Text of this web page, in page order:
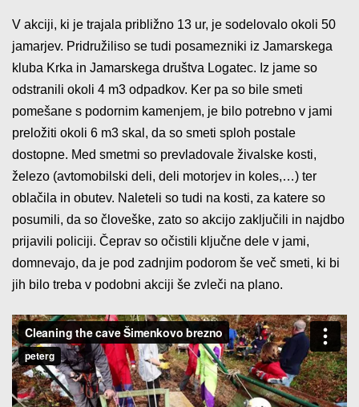
V akciji, ki je trajala približno 13 ur, je sodelovalo okoli 50
jamarjev. Pridružiliso se tudi posamezniki iz Jamarskega
kluba Krka in Jamarskega društva Logatec. Iz jame so
odstranili okoli 4 m3 odpadkov. Ker pa so bile smeti
pomešane s podornim kamenjem, je bilo potrebno v jami
preložiti okoli 6 m3 skal, da so smeti sploh postale
dostopne. Med smetmi so prevladovale živalske kosti,
železo (avtomobilski deli, deli motorjev in koles,…) ter
oblačila in obutev. Naleteli so tudi na kosti, za katere so
posumili, da so človeške, zato so akcijo zaključili in najdbo
prijavili policiji. Čeprav so očistili ključne dele v jami,
domnevajo, da je pod zadnjim podorom še več smeti, ki bi
jih bilo treba v podobni akciji še zvleči na plano.